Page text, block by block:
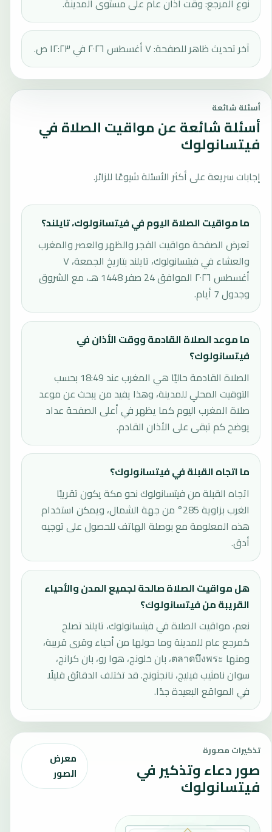
آخر تحديث ظاهر للصفحة: ٧ أغسطس ٢٠٢٦ في ١٢:٢٣ ص.
أسئلة شائعة
أسئلة شائعة عن مواقيت الصلاة في
فيتسانولوك
إجابات سريعة على أكثر الأسئلة شيوعًا للزائر.
ما مواقيت الصلاة اليوم في فيتسانولوك، تايلند؟
تعرض الصفحة مواقيت الفجر والظهر والعصر والمغرب
والعشاء في فيتسانولوك، تايلند بتاريخ الجمعة، ٧
أغسطس ٢٠٢٦ الموافق 24 صفر 1448 هـ، مع الشروق
وجدول 7 أيام.
ما موعد الصلاة القادمة ووقت الأذان في
فيتسانولوك؟
الصلاة القادمة حاليًا هي المغرب عند 18:49 بحسب
التوقيت المحلي للمدينة، وهذا يفيد من يبحث عن موعد
صلاة المغرب اليوم كما يظهر في أعلى الصفحة عداد
يوضح كم تبقى على الأذان القادم.
ما اتجاه القبلة في فيتسانولوك؟
اتجاه القبلة من فيتسانولوك نحو مكة يكون تقريبًا
الغرب بزاوية 285° من جهة الشمال، ويمكن استخدام
هذه المعلومة مع بوصلة الهاتف للحصول على توجيه
أدق.
هل مواقيت الصلاة صالحة لجميع المدن والأحياء
القريبة من فيتسانولوك؟
نعم، مواقيت الصلاة في فيتسانولوك، تايلند تصلح
كمرجع عام للمدينة وما حولها من أحياء وقرى قريبة،
ومنها ตลาดบึงพระ، بان خلونج، هوا رو، بان كرانج،
سوان نامثيب فيليج، نانجثونج. قد تختلف الدقائق قليلًا
في المواقع البعيدة جدًا.
تذكيرات مصورة
صور دعاء وتذكير في
فيتسانولوك
معرض
الصور